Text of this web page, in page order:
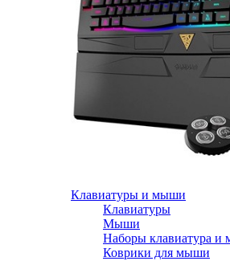
Клавиатуры и мыши
Клавиатуры
Мыши
Наборы клавиатура и
Коврики для мыши